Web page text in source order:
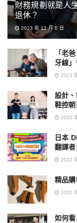
財務規劃就是人
退休？
2023 年 12 月 6 日
「老
牙線
2023
設計
鞋控
2020
日本
翻譯
2022
精品
2020
如何